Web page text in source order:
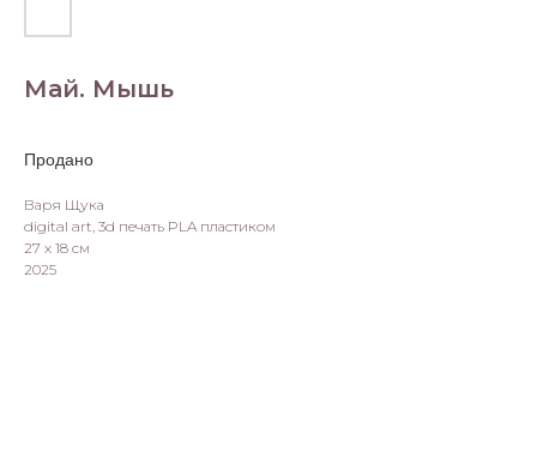
Май. Мышь
Варя Щука
digital art, 3d печать PLA пластиком
27 х 18 см
2025